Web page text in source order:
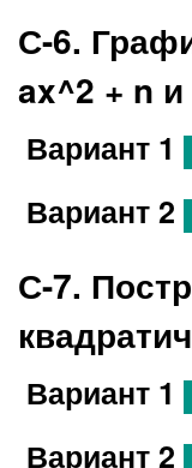
С-6.
ax^2 + n
Вариант 1
Вариант 2
С-7.
Вариант 1
Вариант 2